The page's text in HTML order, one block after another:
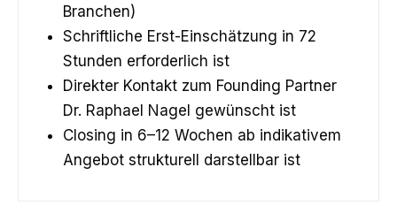
Branchen)
Schriftliche Erst-Einschätzung in 72
Stunden erforderlich ist
Direkter Kontakt zum Founding Partner
Dr. Raphael Nagel gewünscht ist
Closing in 6–12 Wochen ab indikativem
Angebot strukturell darstellbar ist